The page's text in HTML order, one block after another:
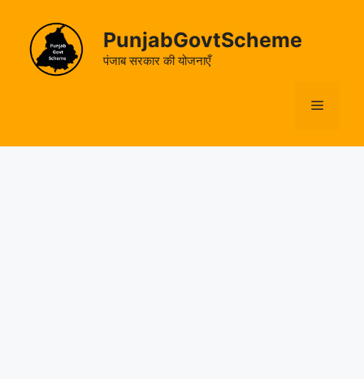
content
PunjabGovtScheme
पंजाब सरकार की योजनाएँ
Menu